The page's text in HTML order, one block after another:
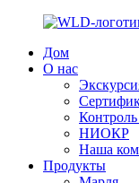
Дом
О нас
Контроль
НИОКР
Наша
Продукты